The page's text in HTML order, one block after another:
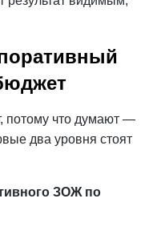
потому что думают —
два уровня стоят
ЗОЖ по